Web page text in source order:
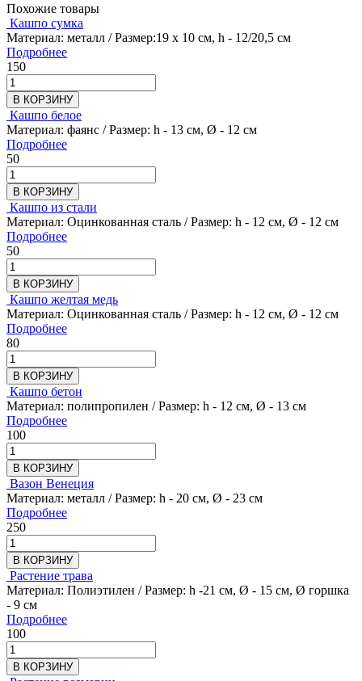
Похожие товары
Кашпо сумка
Материал: металл / Размер:19 х 10 см, h - 12/20,5 см
Подробнее
150
В КОРЗИНУ
Кашпо белое
Материал: фаянс / Размер: h - 13 см, Ø - 12 см
Подробнее
50
В КОРЗИНУ
Кашпо из стали
Материал: Оцинкованная сталь / Размер: h - 12 см, Ø - 12 см
Подробнее
50
В КОРЗИНУ
Кашпо желтая медь
Материал: Оцинкованная сталь / Размер: h - 12 см, Ø - 12 см
Подробнее
80
В КОРЗИНУ
Кашпо бетон
Материал: полипропилен / Размер: h - 12 см, Ø - 13 см
Подробнее
100
В КОРЗИНУ
Вазон Венеция
Материал: металл / Размер: h - 20 см, Ø - 23 см
Подробнее
250
В КОРЗИНУ
Растение трава
Материал: Полиэтилен / Размер: h -21 см, Ø - 15 см, Ø горшка
- 9 см
Подробнее
100
В КОРЗИНУ